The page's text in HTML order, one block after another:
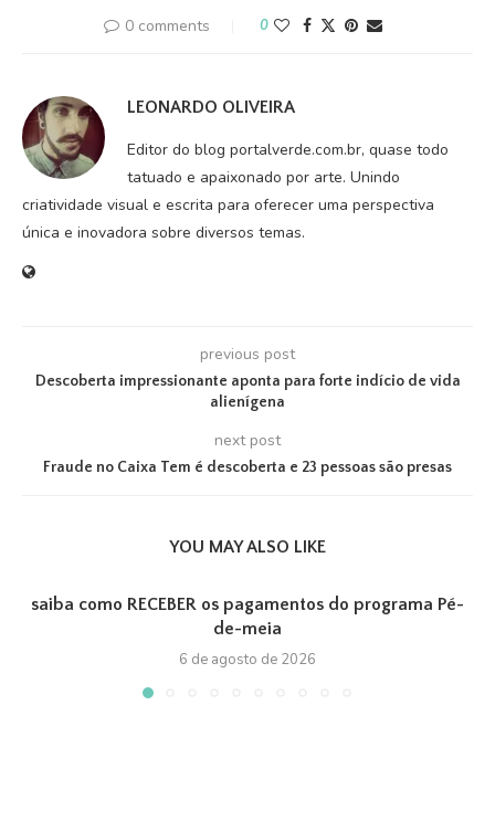
0 comments 0
LEONARDO OLIVEIRA
Editor do blog portalverde.com.br, quase todo
tatuado e apaixonado por arte. Unindo
criatividade visual e escrita para oferecer uma perspectiva
única e inovadora sobre diversos temas.
previous post
Descoberta impressionante aponta para forte indício de vida
alienígena
next post
Fraude no Caixa Tem é descoberta e 23 pessoas são presas
YOU MAY ALSO LIKE
saiba como RECEBER os pagamentos do programa Pé-
de-meia
6 de agosto de 2026